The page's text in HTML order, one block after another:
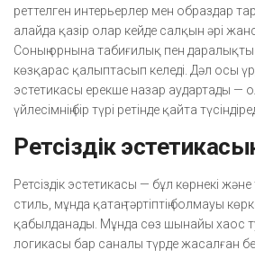
реттелген интерьерлер мен образдар
алайда қазір олар кейде салқын әрі
Соның орнына табиғилық пен даралықты
көзқарас қалыптасып келеді. Дәл осы
эстетикасы ерекше назар аудартады — ол
үйлесімнің бір түрі ретінде қайта
Ретсіздік
Ретсіздік эстетикасы — бұл көрнекі
стиль, мұнда қатаң тәртіптің болмауы
қабылданады. Мұнда сөз шынайы хаос
логикасы бар саналы түрде жасалған